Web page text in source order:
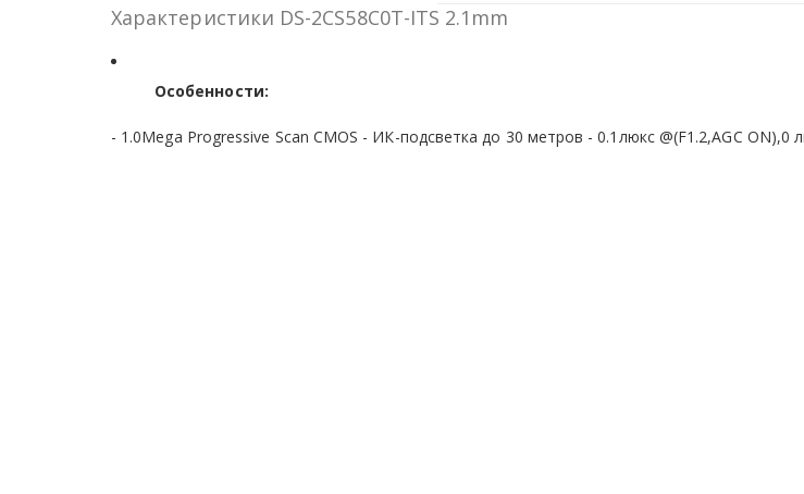
Характеристики DS-2CS58C0T-ITS 2.1mm
Особенности:
- 1.0Mega Progressive Scan CMOS - ИК-подсветка до 30 метров - 0.1люкс @(F1.2,AGC